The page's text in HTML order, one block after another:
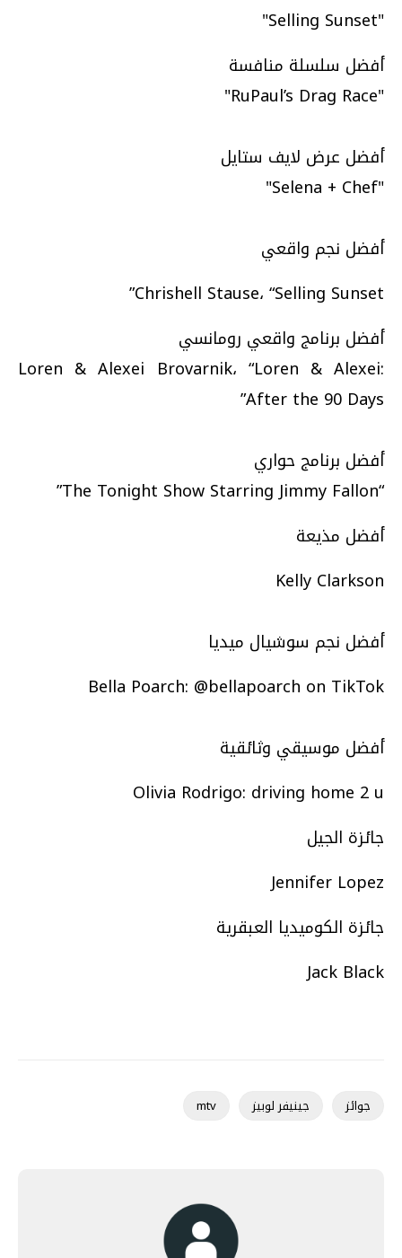
"Selling Sunset"
أفضل سلسلة منافسة
"RuPaul’s Drag Race"
أفضل عرض لايف ستايل
"Selena + Chef"
أفضل نجم واقعي
Chrishell Stause، “Selling Sunset”
أفضل برنامج واقعي رومانسي
Loren & Alexei Brovarnik، “Loren & Alexei:
After the 90 Days”
أفضل برنامج حواري
“The Tonight Show Starring Jimmy Fallon”
أفضل مذيعة
Kelly Clarkson
أفضل نجم سوشيال ميديا
Bella Poarch: @bellapoarch on TikTok
أفضل موسيقي وثائقية
Olivia Rodrigo: driving home 2 u
جائزة الجيل
Jennifer Lopez
جائزة الكوميديا العبقرية
Jack Black
جوائز جينيفر لوبيز mtv